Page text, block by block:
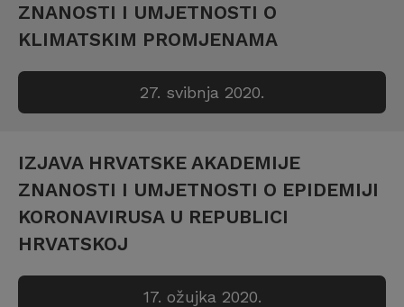
ZNANOSTI I UMJETNOSTI O
KLIMATSKIM PROMJENAMA
27. svibnja 2020.
IZJAVA HRVATSKE AKADEMIJE
ZNANOSTI I UMJETNOSTI O EPIDEMIJI
KORONAVIRUSA U REPUBLICI
HRVATSKOJ
17. ožujka 2020.